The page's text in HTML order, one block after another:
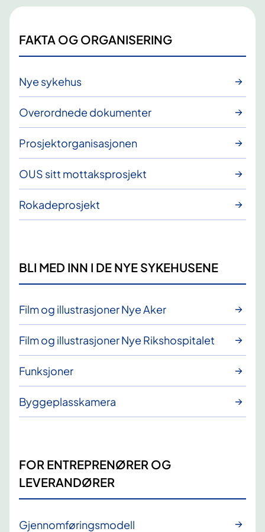
FAKTA OG ORGANISERING
Nye sykehus
Overordnede dokumenter
Prosjektorganisasjonen
OUS sitt mottaksprosjekt
Rokadeprosjekt
BLI MED INN I DE NYE SYKEHUSENE
Film og illustrasjoner Nye Aker
Film og illustrasjoner Nye Rikshospitalet
Funksjoner
Byggeplasskamera
FOR ENTREPRENØRER OG
LEVERANDØRER
Gjennomføringsmodell